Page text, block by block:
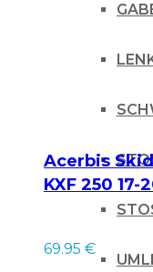
Acerbis
KXF 250 17-
69.95 €